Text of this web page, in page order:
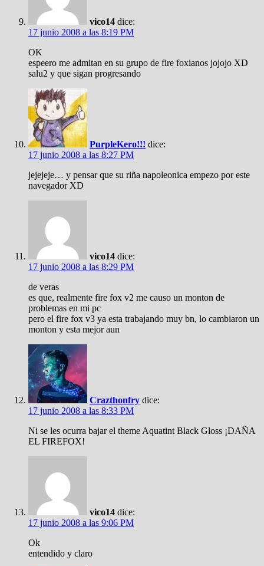
vico14 dice:
17 junio 2008 a las 8:19 PM
OK
espeero me admitan en su grupo de fire foxianos jojojo XD
salu2 y que sigan progresando
PurpleKero!!! dice:
17 junio 2008 a las 8:27 PM
jejejeje… y pensar que su riña napoleonica empezo por este
navegador XD
vico14 dice:
17 junio 2008 a las 8:29 PM
de veras
es que, realmente fire fox v2 me causo un monton de
problemas en mi pc
pero el fire fox v3 ya esta trabajando muy bn, lo cambiaron un
monton y esta mejor aun
Crazthonfry dice:
17 junio 2008 a las 8:33 PM
Ni se les ocurra bajar el theme Aquatint Black Gloss ¡DAÑA
EL FIREFOX!
vico14 dice:
17 junio 2008 a las 9:06 PM
Ok
entendido y claro